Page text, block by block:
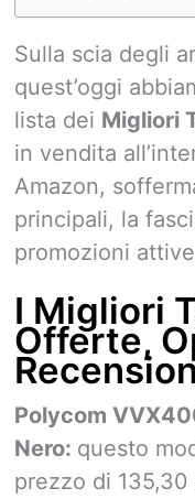
Sulla scia degli
quest’oggi
lista dei Migliori
in vendita
Amazon,
principali, la
promozioni
I Migliori
Offerte,
Polycom
Nero: questo
prezzo di